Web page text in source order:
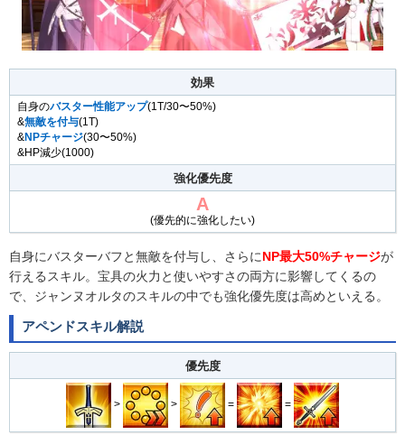
効果
自身のバスター性能アップ(1T/30〜50%)
&無敵を付与(1T)
&NPチャージ(30〜50%)
&HP減少(1000)
強化優先度
A
(優先的に強化したい)
自身にバスターバフと無敵を付与し、さらにNP最大50%チャージが
行えるスキル。宝具の火力と使いやすさの両方に影響してくるの
で、ジャンヌオルタのスキルの中でも強化優先度は高めといえる。
アペンドスキル解説
優先度
> > = =